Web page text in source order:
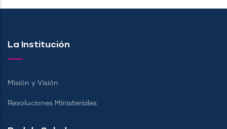
La Institución
Misión y Visión
Resoluciones Ministeriales